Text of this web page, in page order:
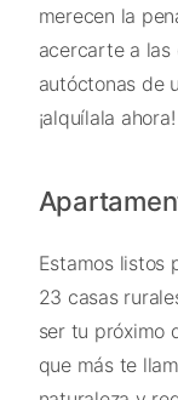
merecen la
acercarte a
autóctonas de
¡alquílala ahora!
Estamos listos
23 casas
ser tu próximo
que más te